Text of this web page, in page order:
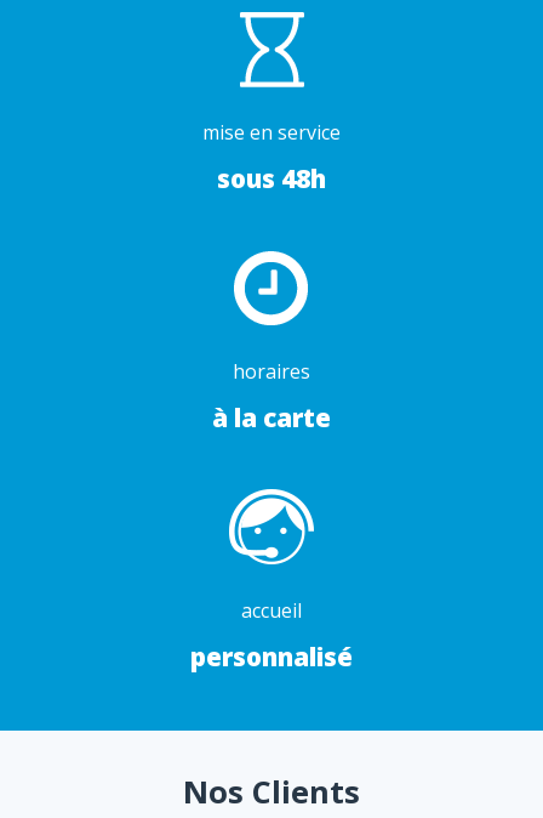
mise en service
sous 48h
horaires
à la carte
accueil
personnalisé
Nos Clients